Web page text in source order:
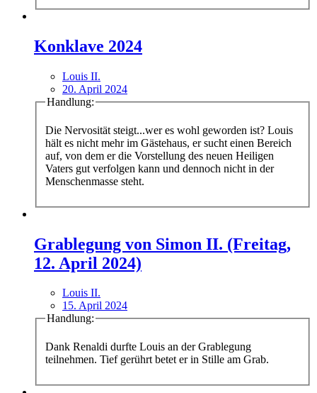
Konklave 2024
Louis II.
20. April 2024
Handlung:
Die Nervosität steigt...wer es wohl geworden ist? Louis
hält es nicht mehr im Gästehaus, er sucht einen Bereich
auf, von dem er die Vorstellung des neuen Heiligen
Vaters gut verfolgen kann und dennoch nicht in der
Menschenmasse steht.
Grablegung von Simon II. (Freitag,
12. April 2024)
Louis II.
15. April 2024
Handlung:
Dank Renaldi durfte Louis an der Grablegung
teilnehmen. Tief gerührt betet er in Stille am Grab.